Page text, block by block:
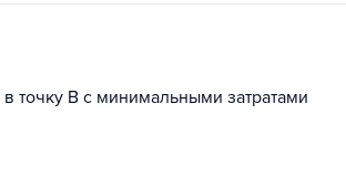
точку В с минимальными затратами